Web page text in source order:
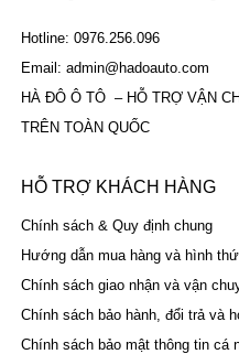
Hotline: 0976.256.096
Email: admin@hadoauto.com
HÀ ĐÔ Ô TÔ – HỖ TRỢ VẬN
TRÊN TOÀN QUỐC
HỖ TRỢ KHÁCH HÀNG
Chính sách & Quy định chung
Hướng dẫn mua hàng và hình
Chính sách giao nhận và vận
Chính sách bảo hành, đổi trả và
Chính sách bảo mật thông tin cá